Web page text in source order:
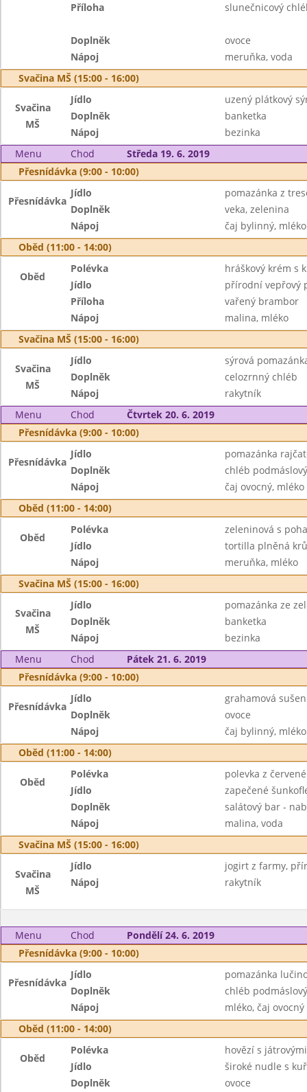
Příloha
slunečnicový
Doplněk
ovoce
Nápoj
meruňka, voda
Svačina MŠ (15:00 - 16:00)
Svačina
MŠ
Jídlo
uzený plátkový
Doplněk
banketka
Nápoj
bezinka
Menu
Chod
Středa 19. 6. 2019
Přesnídávka (9:00 - 10:00)
Přesnídávka
Jídlo
pomazánka z
Doplněk
veka, zelenina
Nápoj
čaj bylinný, mléko
Oběd (11:00 - 14:00)
Oběd
Polévka
hráškový krém s
Jídlo
přírodní vepřový
Příloha
vařený brambor
Nápoj
malina, mléko
Svačina MŠ (15:00 - 16:00)
Svačina
MŠ
Jídlo
sýrová
Doplněk
celozrnný chléb
Nápoj
rakytník
Menu
Chod
Čtvrtek 20. 6. 2019
Přesnídávka (9:00 - 10:00)
Přesnídávka
Jídlo
pomazánka
Doplněk
chléb
Nápoj
čaj ovocný, mléko
Oběd (11:00 - 14:00)
Oběd
Polévka
zeleninová s
Jídlo
tortilla plněná
Nápoj
meruňka, mléko
Svačina MŠ (15:00 - 16:00)
Svačina
MŠ
Jídlo
pomazánka ze
Doplněk
banketka
Nápoj
bezinka
Menu
Chod
Pátek 21. 6. 2019
Přesnídávka (9:00 - 10:00)
Přesnídávka
Jídlo
grahamová
Doplněk
ovoce
Nápoj
čaj bylinný, mléko
Oběd (11:00 - 14:00)
Oběd
Polévka
polevka z
Jídlo
zapečené
Doplněk
salátový bar -
Nápoj
malina, voda
Svačina MŠ (15:00 - 16:00)
Svačina
MŠ
Jídlo
jogirt z farmy,
Nápoj
rakytník
Menu Chod
Pondělí 24. 6. 2019
Přesnídávka (9:00 - 10:00)
Přesnídávka
Jídlo
pomazánka
Doplněk
chléb
Nápoj
mléko, čaj ovocný
Oběd (11:00 - 14:00)
Oběd
Polévka
hovězí s
Jídlo
široké nudle s
Doplněk
ovoce